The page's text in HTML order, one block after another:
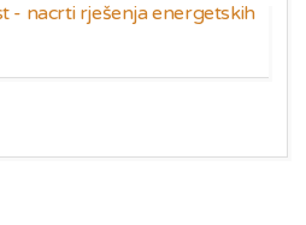
- nacrti rješenja energetskih